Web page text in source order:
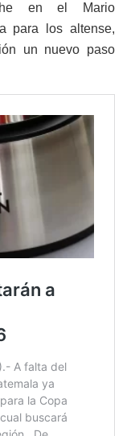
en el Mario
para los altense,
un nuevo paso